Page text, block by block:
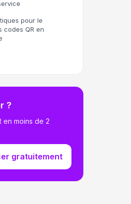
pour le
codes QR en
?
en moins de 2
gratuitement